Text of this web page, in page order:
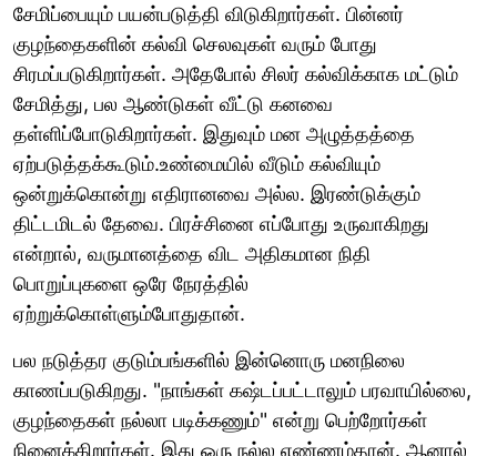
சேமிப்பையும் பயன்படுத்தி விடுகிறார்கள். பின்னர்
குழந்தைகளின் கல்வி செலவுகள் வரும் போது
சிரமப்படுகிறார்கள். அதேபோல் சிலர் கல்விக்காக மட்டும்
சேமித்து, பல ஆண்டுகள் வீட்டு கனவை
தள்ளிப்போடுகிறார்கள். இதுவும் மன அழுத்தத்தை
ஏற்படுத்தக்கூடும்.உண்மையில் வீடும் கல்வியும்
ஒன்றுக்கொன்று எதிரானவை அல்ல. இரண்டுக்கும்
திட்டமிடல் தேவை. பிரச்சினை எப்போது உருவாகிறது
என்றால், வருமானத்தை விட அதிகமான நிதி
பொறுப்புகளை ஒரே நேரத்தில்
ஏற்றுக்கொள்ளும்போதுதான்.
பல நடுத்தர குடும்பங்களில் இன்னொரு மனநிலை
காணப்படுகிறது. "நாங்கள் கஷ்டப்பட்டாலும் பரவாயில்லை,
குழந்தைகள் நல்லா படிக்கணும்" என்று பெற்றோர்கள்
நினைக்கிறார்கள். இது ஒரு நல்ல எண்ணம்தான். ஆனால்